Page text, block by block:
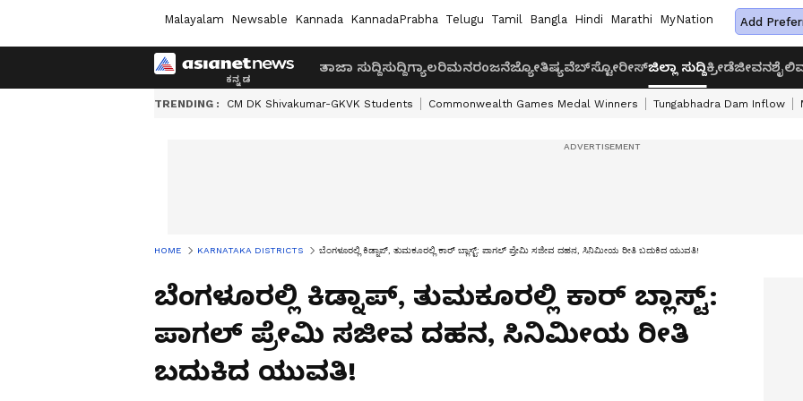
Malayalam Newsable Kannada KannadaPrabha Telugu Tamil Bangla Hindi Marathi MyNation Add
ತಾಜಾ ಸುದ್ದಿಸುದ್ದಿಗ್ಯಾಲರಿಮನರಂಜನೆಜ್ಯೋತಿಷ್ಯವೆಬ್‌ಸ್ಟೋರೀಸ್ಜಿಲ್ಲಾ ಸುದ್ದಿಕ್ರೀಡೆಜೀವನಶೈಲಿ
TRENDING : CM DK Shivakumar-GKVK Students Commonwealth Games Medal Winners Tungabhadra Dam Inflow
HOME KARNATAKA DISTRICTS ಬೆಂಗಳೂರಲ್ಲಿ ಕಿಡ್ನಾಪ್, ತುಮಕೂರಲ್ಲಿ ಕಾರ್ ಬ್ಲಾಸ್ಟ್: ಪಾಗಲ್ ಪ್ರೇಮಿ ಸಜೀವ ದಹನ, ಸಿನಿಮೀಯ ರೀತಿ ಬದುಕಿದ ಯುವತಿ!
ಬೆಂಗಳೂರಲ್ಲಿ ಕಿಡ್ನಾಪ್, ತುಮಕೂರಲ್ಲಿ ಕಾರ್ ಬ್ಲಾಸ್ಟ್:
ಪಾಗಲ್ ಪ್ರೇಮಿ ಸಜೀವ ದಹನ, ಸಿನಿಮೀಯ ರೀತಿ
ಬದುಕಿದ ಯುವತಿ!